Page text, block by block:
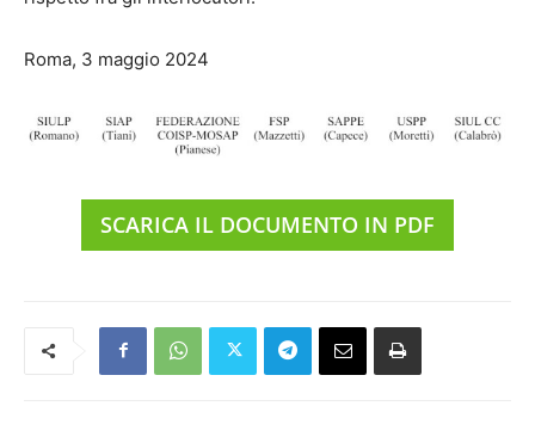
Roma, 3 maggio 2024
SCARICA IL DOCUMENTO IN PDF